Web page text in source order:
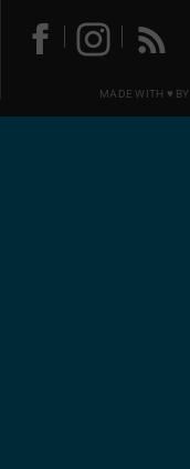
MADE WITH ♥ BY